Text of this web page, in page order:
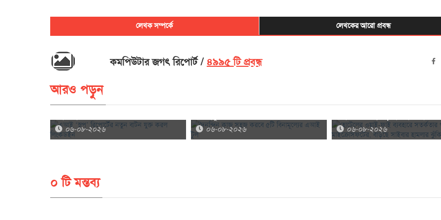
লেখক সম্পর্কে লেখকের আরো প্রবন্ধ
কমপিউটার জগৎ রিপোর্ট ৪৯৯৫ টি প্রবন্ধ
আরও পড়ুন
এআই ‘স্লপ’ রিপোর্টের নতুন বাটন যুক্ত করল
০৬-০৮-২০২৬
দৈনন্দিন কাজ সহজ করবে ৫টি বিনামূল্যের
০৬-০৮-২০২৬
হোটেলের ওয়াই-ফাই ব্যবহারে সতর্কতার
০৬-০৮-২০২৬
০ টি মন্তব্য